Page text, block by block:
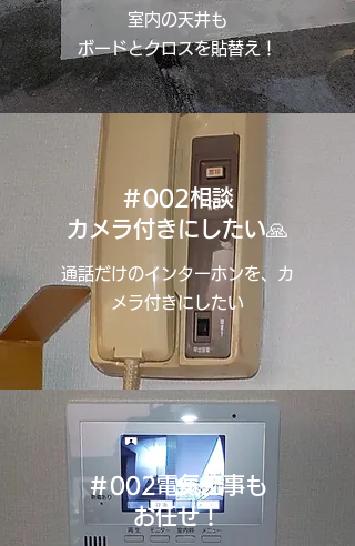
室内の天井も
ボードとクロスを貼替え！
＃002相談
カメラ付きにしたい🙏
通話だけのインターホンを、カ
メラ付きにしたい
＃002電気工事も
お任せ！